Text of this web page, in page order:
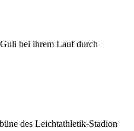
bei ihrem Lauf durch
des Leichtathletik-Stadion